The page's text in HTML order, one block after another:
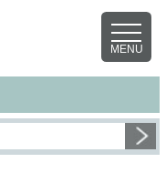
sito utilizza i cookies.
dei cookies. Per ulteriori
MENU